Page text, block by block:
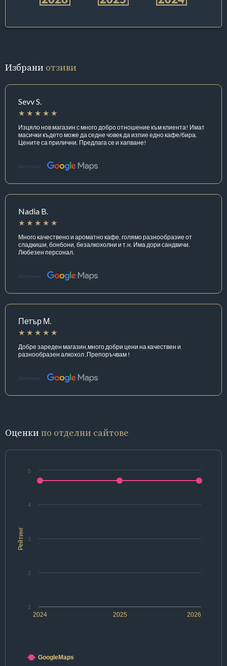
Избрани отзиви
Sevv S.
Изцяло нов магазин с много добро отношение към клиента! Имат
масички където може да седне човек да изпие едно кафе/бира.
Цените са прилични. Предлага се и хапване!
Източник:
Nadia B.
Много качествено и ароматно кафе, голямо разнообразие от
сладкиши, бонбони, безалкохолни и т.н. Има дори сандвичи.
Любезен персонал.
Източник:
Петър М.
Добре зареден магазин,много добри цени на качествен и
разнообразен алкохол .Препоръчвам !
Източник:
Оценки по отделни сайтове
Рейтинг
2024 2025 2026
1
2
3
4
5
GoogleMaps